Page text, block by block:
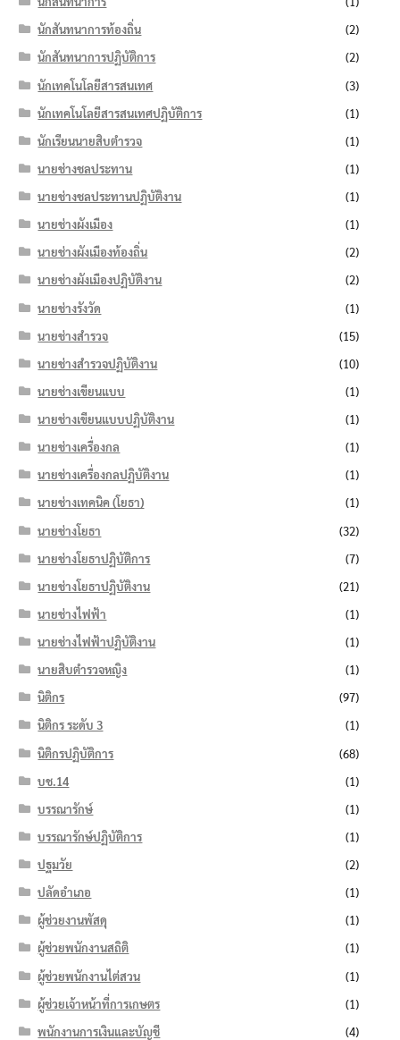
นักสันทนาการท้องถิ่น
(2)
นักสันทนาการปฏิบัติการ
(2)
นักเทคโนโลยีสารสนเทศ
(3)
นักเทคโนโลยีสารสนเทศปฏิบัติการ
(1)
นักเรียนนายสิบตำรวจ
(1)
นายช่างชลประทาน
(1)
นายช่างชลประทานปฏิบัติงาน
(1)
นายช่างผังเมือง
(1)
นายช่างผังเมืองท้องถิ่น
(2)
นายช่างผังเมืองปฏิบัติงาน
(2)
นายช่างรังวัด
(1)
นายช่างสำรวจ
(15)
นายช่างสำรวจปฏิบัติงาน
(10)
นายช่างเขียนแบบ
(1)
นายช่างเขียนแบบปฏิบัติงาน
(1)
นายช่างเครื่องกล
(1)
นายช่างเครื่องกลปฏิบัติงาน
(1)
นายช่างเทคนิค (โยธา)
(1)
นายช่างโยธา
(32)
นายช่างโยธาปฏิบัติการ
(7)
นายช่างโยธาปฏิบัติงาน
(21)
นายช่างไฟฟ้า
(1)
นายช่างไฟฟ้าปฏิบัติงาน
(1)
นายสิบตำรวจหญิง
(1)
นิติกร
(97)
นิติกร ระดับ 3
(1)
นิติกรปฏิบัติการ
(68)
บช.14
(1)
บรรณารักษ์
(1)
บรรณารักษ์ปฏิบัติการ
(1)
ปฐมวัย
(2)
ปลัดอำเภอ
(1)
ผู้ช่วยงานพัสดุ
(1)
ผู้ช่วยพนักงานสถิติ
(1)
ผู้ช่วยพนักงานไต่สวน
(1)
ผู้ช่วยเจ้าหน้าที่การเกษตร
(1)
พนักงานการเงินและบัญชี
(4)